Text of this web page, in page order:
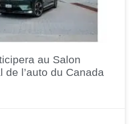
au Salon
de l’auto du Canada